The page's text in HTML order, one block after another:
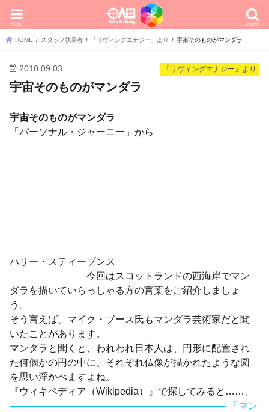
search
menu
HOME スタッフ執筆者 「リヴィングエナジー」より 宇宙そのものがマンダラ
「リヴィングエナジー」より
2010.09.03
宇宙そのものがマンダラ
宇宙そのものがマンダラ
「パーソナル・ジャーニー」から
ハリー・スティーブンス
今回はスコットランドの西海岸でマン
ダラを描いていらっしゃる方の言葉をご紹介しましょ
う。
そう言えば、マイク・ブース氏もマンダラ芸術家だと聞
いたことがあります。
マンダラと聞くと、われわれ日本人は、円形に配置され
た何個かの円の中に、それぞれ仏像が描かれたような図
を思い浮かべますよね。
『ウィキペディア（Wikipedia）』で探してみると……、
——————————————————————– 「マン